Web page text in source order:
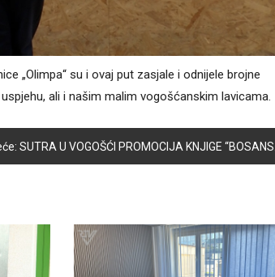
„Olimpa“ su i ovaj put zasjale i odnijele brojne
ali i našim malim vogošćanskim lavicama.
SUTRA U VOGOŠĆI PROMOCIJA KNJIGE “BOSANSKOHERCEGOVAČKO PRISTANIŠTE KLEK – NEUM U OSMANSKIM DOKUMENTIMA 1859 – 1876”